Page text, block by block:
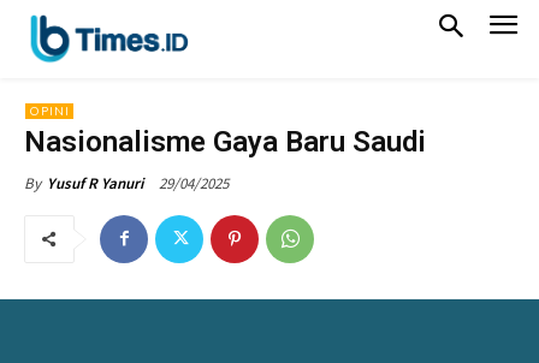
OPINI
Nasionalisme Gaya Baru Saudi
By Yusuf R Yanuri 29/04/2025